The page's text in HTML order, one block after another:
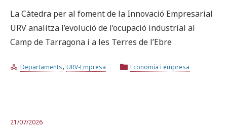
La Càtedra per al foment de la Innovació Empresarial
URV analitza l’evolució de l’ocupació industrial al
Camp de Tarragona i a les Terres de l’Ebre
Departaments, URV-Empresa Economia i empresa
21/07/2026